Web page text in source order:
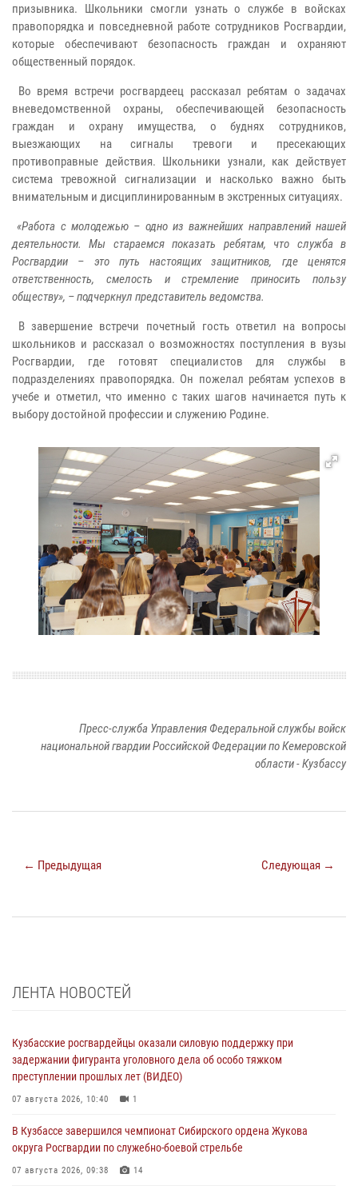
призывника. Школьники смогли узнать о службе в войсках
правопорядка и повседневной работе сотрудников Росгвардии,
которые обеспечивают безопасность граждан и охраняют
общественный порядок.
Во время встречи росгвардеец рассказал ребятам о задачах
вневедомственной охраны, обеспечивающей безопасность
граждан и охрану имущества, о буднях сотрудников,
выезжающих на сигналы тревоги и пресекающих
противоправные действия. Школьники узнали, как действует
система тревожной сигнализации и насколько важно быть
внимательным и дисциплинированным в экстренных ситуациях.
«Работа с молодежью – одно из важнейших направлений нашей
деятельности. Мы стараемся показать ребятам, что служба в
Росгвардии – это путь настоящих защитников, где ценятся
ответственность, смелость и стремление приносить пользу
обществу», – подчеркнул представитель ведомства.
В завершение встречи почетный гость ответил на вопросы
школьников и рассказал о возможностях поступления в вузы
Росгвардии, где готовят специалистов для службы в
подразделениях правопорядка. Он пожелал ребятам успехов в
учебе и отметил, что именно с таких шагов начинается путь к
выбору достойной профессии и служению Родине.
Пресс-служба Управления Федеральной службы войск
национальной гвардии Российской Федерации по Кемеровской
области - Кузбассу
← Предыдущая Следующая →
ЛЕНТА НОВОСТЕЙ
Кузбасские росгвардейцы оказали силовую поддержку при
задержании фигуранта уголовного дела об особо тяжком
преступлении прошлых лет (ВИДЕО)
07 августа 2026, 10:40 1
В Кузбассе завершился чемпионат Сибирского ордена Жукова
округа Росгвардии по служебно-боевой стрельбе
07 августа 2026, 09:38 14